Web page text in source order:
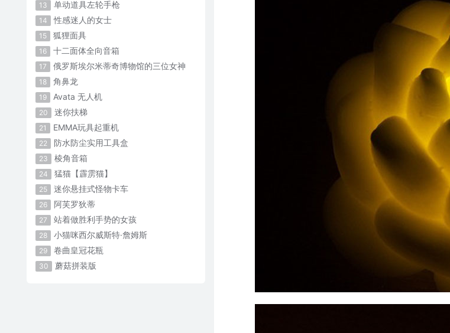
13 单动道具左轮手枪
14 性感迷人的女士
15 狐狸面具
16 十二面体全向音箱
17 俄罗斯埃尔米蒂奇博物馆的三位女神
18 角鼻龙
19 Avata 无人机
20 迷你扶梯
21 EMMA玩具起重机
22 防水防尘实用工具盒
23 棱角音箱
24 猛猫【霹雳猫】
25 迷你悬挂式怪物卡车
26 阿芙罗狄蒂
27 站着做胜利手势的女孩
28 小猫咪西尔威斯特·詹姆斯
29 卷曲皇冠花瓶
30 蘑菇拼装版